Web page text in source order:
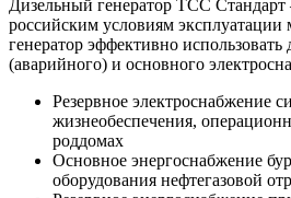
Дизельный генератор ТСС Стандарт
российским условиям эксплуатации
генератор эффективно использовать
(аварийного) и основного
Резервное электроснабжение
жизнеобеспечения,
роддомах
Основное энергоснабжение
оборудования нефтегазовой